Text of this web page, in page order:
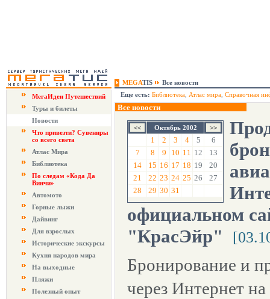
MEGATIS
Все новости
МегаИдеи Путешествий
Туры и билеты
Новости
Что привезти? Сувениры
со всего света
Атлас Мира
Библиотека
По следам «Кода Да
Винчи»
Автомото
Горные лыжи
Дайвинг
Для взрослых
Исторические экскурсы
Кухня народов мира
На выходные
Пляжи
Полезный опыт
Еще есть: Библиотека Атлас мира Справочная
Все новости
Октябрь 2002
1 2 3 4 5
6
7
8 9 10 11 12
13
14
15 16 17 18 19
20
21
22 23 24 25 26
27
28
29 30 31
официальном
"КрасЭйр"
Бронирование и
через Интернет